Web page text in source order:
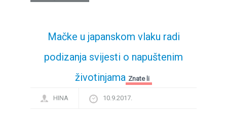
Mačke u japanskom vlaku radi
podizanja svijesti o napuštenim
životinjama Znate li
HINA 10.9.2017.